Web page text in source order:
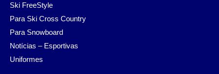
Ski FreeStyle
Para Ski Cross Country
Para Snowboard
Notícias – Esportivas
Uniformes